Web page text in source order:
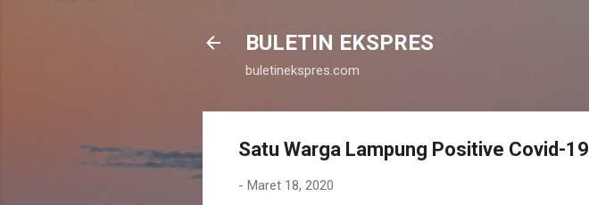
BULETIN EKSPRES
buletinekspres.com
Satu Warga Lampung Positive Covid-19
- Maret 18, 2020